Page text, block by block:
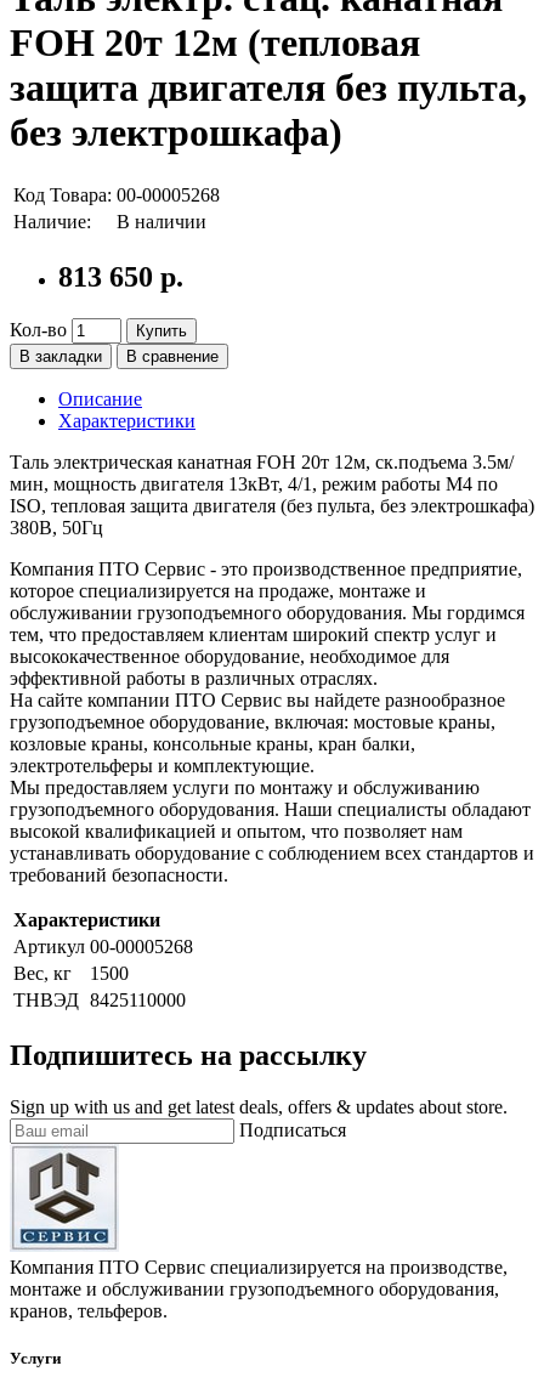
FOH 20т 12м (тепловая
защита двигателя без пульта,
без электрошкафа)
Код Товара: 00-00005268
Наличие:
В наличии
813 650 р.
Кол-во
Купить
В закладки
В сравнение
Описание
Характеристики
Таль электрическая канатная FOH 20т 12м, ск.подъема 3.5м/
мин, мощность двигателя 13кВт, 4/1, режим работы М4 по
ISO, тепловая защита двигателя (без пульта, без электрошкафа)
380В, 50Гц
Компания ПТО Сервис - это производственное предприятие,
которое специализируется на продаже, монтаже и
обслуживании грузоподъемного оборудования. Мы гордимся
тем, что предоставляем клиентам широкий спектр услуг и
высококачественное оборудование, необходимое для
эффективной работы в различных отраслях.
На сайте компании ПТО Сервис вы найдете разнообразное
грузоподъемное оборудование, включая: мостовые краны,
козловые краны, консольные краны, кран балки,
электротельферы и комплектующие.
Мы предоставляем услуги по монтажу и обслуживанию
грузоподъемного оборудования. Наши специалисты обладают
высокой квалификацией и опытом, что позволяет нам
устанавливать оборудование с соблюдением всех стандартов и
требований безопасности.
Характеристики
Артикул 00-00005268
Вес, кг
1500
ТНВЭД 8425110000
Подпишитесь на рассылку
Sign up with us and get latest deals, offers & updates about store.
Подписаться
Компания ПТО Сервис специализируется на производстве,
монтаже и обслуживании грузоподъемного оборудования,
кранов, тельферов.
Услуги